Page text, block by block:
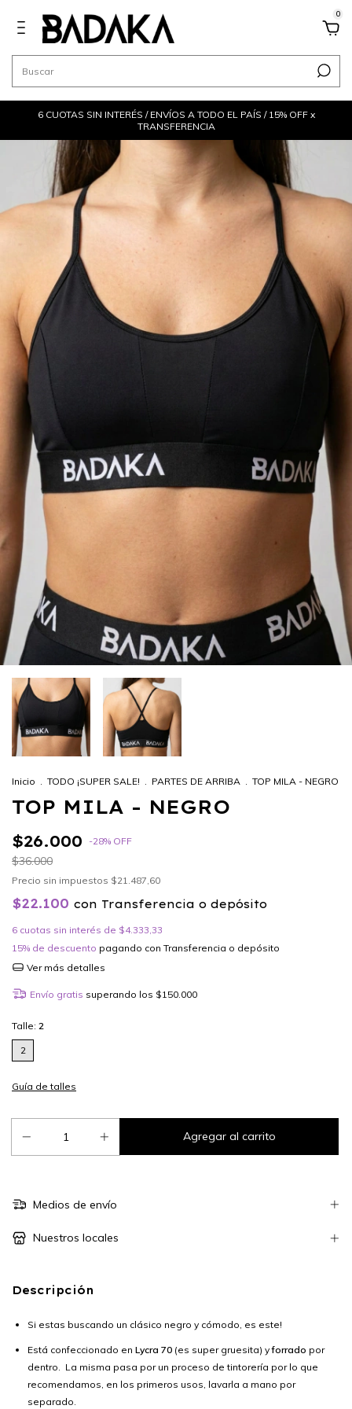
0
6 CUOTAS SIN INTERÉS / ENVÍOS A TODO EL PAÍS / 15% OFF x
TRANSFERENCIA
Inicio TODO ¡SUPER SALE! PARTES DE ARRIBA TOP MILA - NEGRO
TOP MILA - NEGRO
$26.000 -28% OFF
$36.000
Precio sin impuestos $21.487,60
$22.100 con Transferencia o depósito
6 cuotas sin interés de $4.333,33
15% de descuento pagando con Transferencia o depósito
Ver más detalles
Envío gratis superando los $150.000
Talle: 2
2
Guía de talles
Medios de envío
Nuestros locales
Descripción
Si estas buscando un clásico negro y cómodo, es este!
Está confeccionado en Lycra 70 (es super gruesita) yforrado por
dentro. La misma pasa por un proceso de tintorería por lo que
recomendamos, en los primeros usos, lavarla a mano por
separado.